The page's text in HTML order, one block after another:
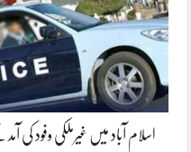
اسلام آباد میں غیرملکی وفود